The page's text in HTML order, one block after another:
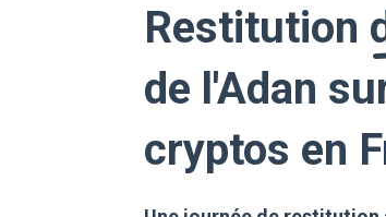
Restitution
de l'Adan
cryptos en